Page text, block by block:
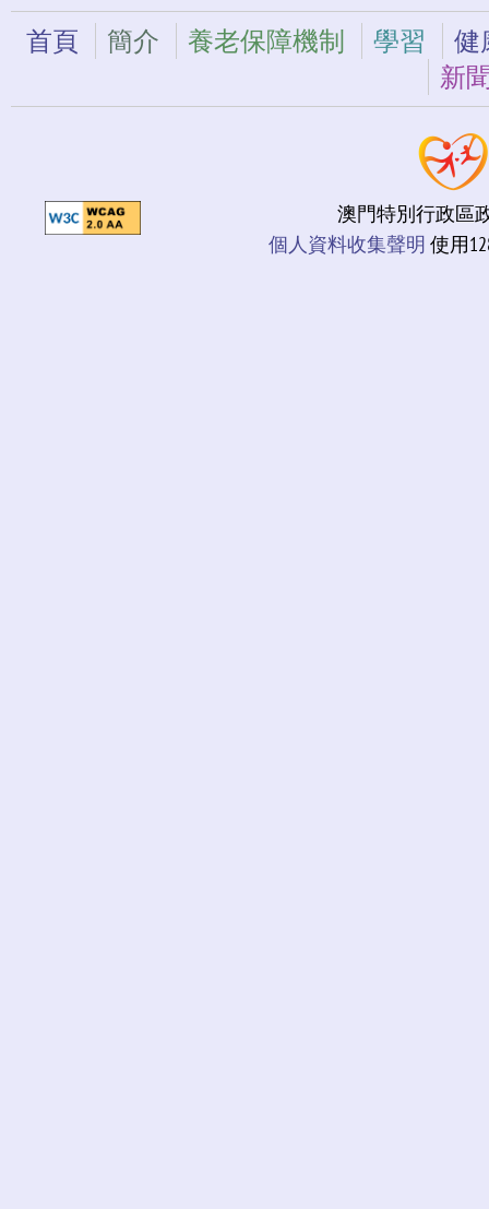
首頁 簡介 養老保障機制 學習
健
新
澳門特別行政區
個人資料收集聲明 使用